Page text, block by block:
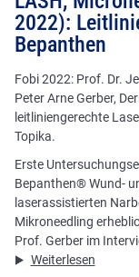
2022):
Bepanthen
Fobi 2022: Prof. Dr.
Peter Arne Gerber,
leitliniengerechte
Topika.
Erste
Bepanthen® Wund-
laserassistierten
Mikroneedling
Prof. Gerber im
Weiterlesen